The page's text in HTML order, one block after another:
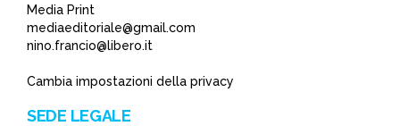
Media Print
mediaeditoriale@gmail.com
nino.francio@libero.it
Cambia impostazioni della privacy
SEDE LEGALE